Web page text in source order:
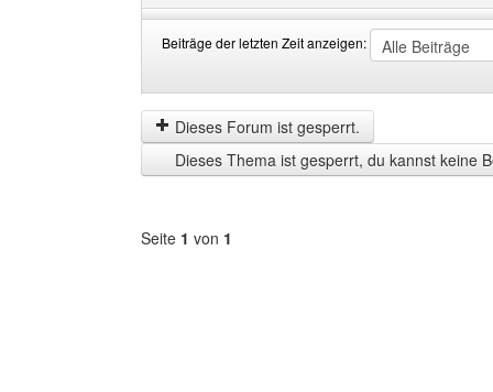
Beiträge der letzten Zeit anzeigen:
der
letzten
Zeit
anzeigen
by
Dieses Forum ist gesperrt.
Dieses Thema ist gesperrt, du kannst keine
Seite 1 von 1